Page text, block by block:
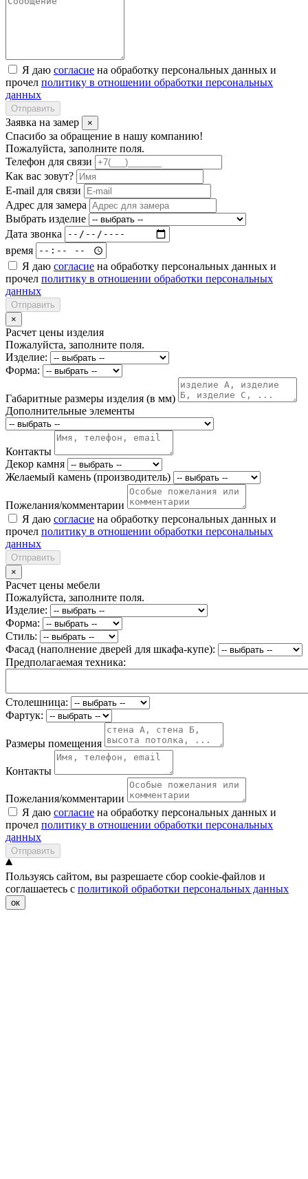
Я даю согласие на обработку персональных данных и
прочел политику в отношении обработки персональных
данных
Отправить
Заявка на замер ×
Спасибо за обращение в нашу компанию!
Пожалуйста, заполните поля.
Телефон для связи
Как вас зовут?
E-mail для связи
Адрес для замера
Выбрать изделие
Дата звонка
время
Я даю согласие на обработку персональных данных и
прочел политику в отношении обработки персональных
данных
Отправить
×
Расчет цены изделия
Пожалуйста, заполните поля.
Изделие:
Форма:
Габаритные размеры изделия (в мм)
Дополнительные элементы
Контакты
Декор камня
Желаемый камень (производитель)
Пожелания/комментарии
Я даю согласие на обработку персональных данных и
прочел политику в отношении обработки персональных
данных
Отправить
×
Расчет цены мебели
Пожалуйста, заполните поля.
Изделие:
Форма:
Стиль:
Фасад (наполнение дверей для шкафа-купе):
Предполагаемая техника:
Столешница:
Фартук:
Размеры помещения
Контакты
Пожелания/комментарии
Я даю согласие на обработку персональных данных и
прочел политику в отношении обработки персональных
данных
Отправить
Пользуясь сайтом, вы разрешаете сбор cookie-файлов и
соглашаетесь с политикой обработки персональных данных
ок